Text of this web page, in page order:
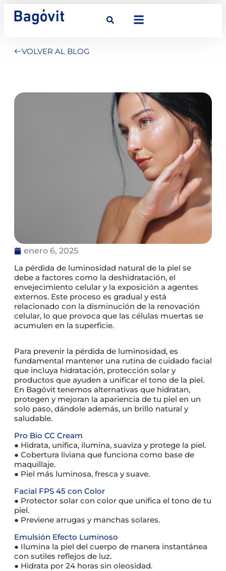
VOLVER AL BLOG
enero 6, 2025
La pérdida de luminosidad natural de la piel se
debe a factores como la deshidratación, el
envejecimiento celular y la exposición a agentes
externos. Este proceso es gradual y está
relacionado con la disminución de la renovación
celular, lo que provoca que las células muertas se
acumulen en la superficie.
Para prevenir la pérdida de luminosidad, es
fundamental mantener una rutina de cuidado facial
que incluya hidratación, protección solar y
productos que ayuden a unificar el tono de la piel.
En Bagóvit tenemos alternativas que hidratan,
protegen y mejoran la apariencia de tu piel en un
solo paso, dándole además, un brillo natural y
saludable.
Pro Bio CC Cream
● Hidrata, unifica, ilumina, suaviza y protege la piel.
● Cobertura liviana que funciona como base de
maquillaje.
● Piel más luminosa, fresca y suave.
Facial FPS 45 con Color
● Protector solar con color que unifica el tono de tu
piel.
● Previene arrugas y manchas solares.
Emulsión Efecto Luminoso
● Ilumina la piel del cuerpo de manera instantánea
con sutiles reflejos de luz.
● Hidrata por 24 horas sin oleosidad.